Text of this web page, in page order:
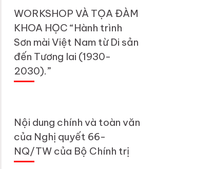
WORKSHOP VÀ TỌA ĐÀM
KHOA HỌC “Hành trình
Sơn mài Việt Nam từ Di sản
đến Tương lai (1930-
2030).”
Nội dung chính và toàn văn
của Nghị quyết 66-
NQ/TW của Bộ Chính trị